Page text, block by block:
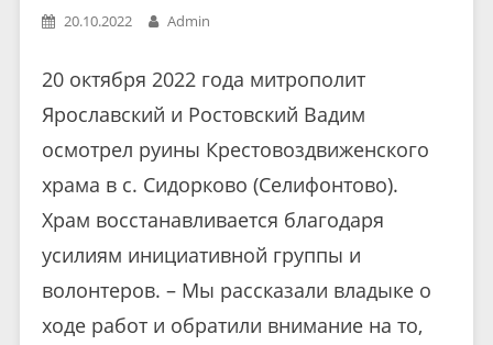
20.10.2022 Admin
20 октября 2022 года митрополит
Ярославский и Ростовский Вадим
осмотрел руины Крестовоздвиженского
храма в с. Сидорково (Селифонтово).
Храм восстанавливается благодаря
усилиям инициативной группы и
волонтеров. – Мы рассказали владыке о
ходе работ и обратили внимание на то,